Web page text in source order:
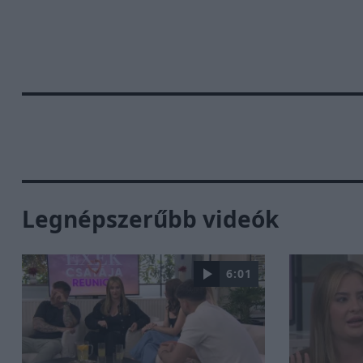
Legnépszerűbb videók
6:01